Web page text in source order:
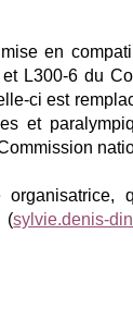
en
L300-6 du
ci est
et
(sylvie.denis-